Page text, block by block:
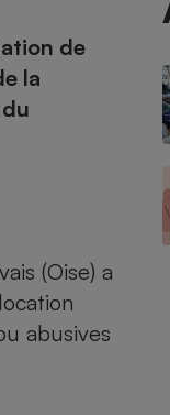
de
la
(Oise) a
abusives